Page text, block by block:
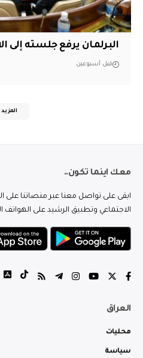
البرلمان يرفع جلسته إلى
قبل أسبوعين
المزيد
معك اينما تكون..
ابقى على تواصل معنا عبر منصاتنا على
الاجتماعي وتطبيق الرشيد على الهواتف
العراق
محليات
سياسة